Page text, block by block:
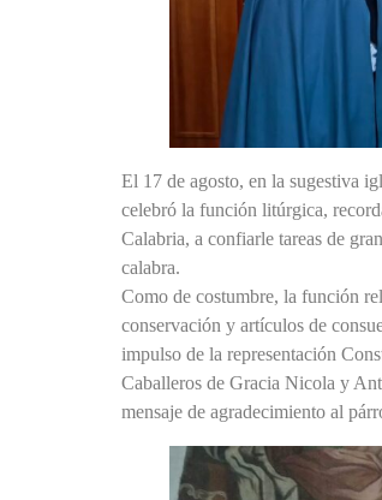
El 17 de agosto, en la sugestiva
celebró la función litúrgica,
Calabria, a confiarle tareas de
calabra.
Como de costumbre, la función
conservación y artículos de
impulso de la representación
Caballeros de Gracia Nicola y
mensaje de agradecimiento al